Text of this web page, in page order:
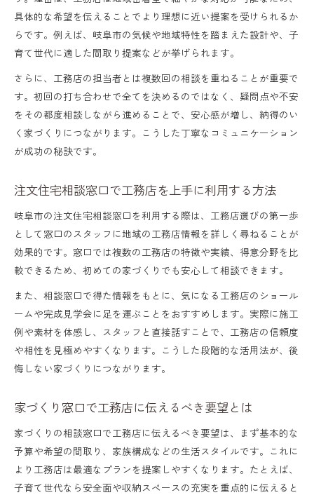
具体的な希望を伝えることでより理想に近い提案を受けられるか
らです。例えば、岐阜市の気候や地域特性を踏まえた設計や、子
育て世代に適した間取り提案などが挙げられます。
さらに、工務店の担当者とは複数回の相談を重ねることが重要で
す。初回の打ち合わせで全てを決めるのではなく、疑問点や不安
をその都度相談しながら進めることで、安心感が増し、納得のい
く家づくりにつながります。こうした丁寧なコミュニケーション
が成功の秘訣です。
注文住宅相談窓口で工務店を上手に利用する方法
岐阜市の注文住宅相談窓口を利用する際は、工務店選びの第一歩
として窓口のスタッフに地域の工務店情報を詳しく尋ねることが
効果的です。窓口では複数の工務店の特徴や実績、得意分野を比
較できるため、初めての家づくりでも安心して相談できます。
また、相談窓口で得た情報をもとに、気になる工務店のショール
ームや完成見学会に足を運ぶことをおすすめします。実際に施工
例や素材を体感し、スタッフと直接話すことで、工務店の信頼度
や相性を見極めやすくなります。こうした段階的な活用法が、後
悔しない家づくりにつながります。
家づくり窓口で工務店に伝えるべき要望とは
家づくりの相談窓口で工務店に伝えるべき要望は、まず基本的な
予算や希望の間取り、家族構成などの生活スタイルです。これに
より工務店は最適なプランを提案しやすくなります。たとえば、
子育て世代なら安全面や収納スペースの充実を重点的に伝えると